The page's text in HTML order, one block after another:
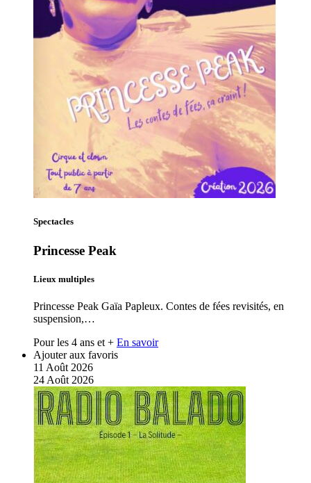
Spectacles
Princesse Peak
Lieux multiples
Princesse Peak Gaïa Papleux. Contes de fées revisités, en
suspension,…
Pour les 4 ans et + En savoir
Ajouter aux favoris
11 Août 2026
24 Août 2026